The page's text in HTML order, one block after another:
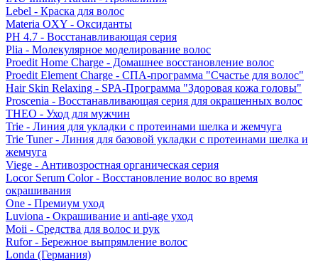
Lebel - Краска для волос
Materia OXY - Оксиданты
PH 4.7 - Восстанавливающая серия
Plia - Молекулярное моделирование волос
Proedit Home Charge - Домашнее восстановление волос
Proedit Element Charge - СПА-программа "Счастье для волос"
Hair Skin Relaxing - SPA-Программа "Здоровая кожа головы"
Proscenia - Восстанавливающая серия для окрашенных волос
THEO - Уход для мужчин
Trie - Линия для укладки с протеинами шелка и жемчуга
Trie Tuner - Линия для базовой укладки с протеинами шелка и
жемчуга
Viege - Антивозростная органическая серия
Locor Serum Color - Восстановление волос во время
окрашивания
One - Премиум уход
Luviona - Окрашивание и anti-age уход
Moii - Средства для волос и рук
Rufor - Бережное выпрямление волос
Londa (Германия)